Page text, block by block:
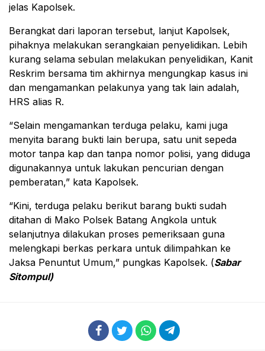
jelas Kapolsek.
Berangkat dari laporan tersebut, lanjut Kapolsek,
pihaknya melakukan serangkaian penyelidikan. Lebih
kurang selama sebulan melakukan penyelidikan, Kanit
Reskrim bersama tim akhirnya mengungkap kasus ini
dan mengamankan pelakunya yang tak lain adalah,
HRS alias R.
“Selain mengamankan terduga pelaku, kami juga
menyita barang bukti lain berupa, satu unit sepeda
motor tanpa kap dan tanpa nomor polisi, yang diduga
digunakannya untuk lakukan pencurian dengan
pemberatan,” kata Kapolsek.
“Kini, terduga pelaku berikut barang bukti sudah
ditahan di Mako Polsek Batang Angkola untuk
selanjutnya dilakukan proses pemeriksaan guna
melengkapi berkas perkara untuk dilimpahkan ke
Jaksa Penuntut Umum,” pungkas Kapolsek. (Sabar
Sitompul)